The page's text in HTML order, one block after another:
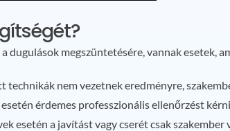
dugulások megszüntetésére, vannak esetek,
technikák nem vezetnek eredményre,
érdemes professzionális ellenőrzést
esetén a javítást vagy cserét csak szakember